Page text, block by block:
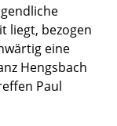
liegt, bezogen
eine
Hengsbach
Paul